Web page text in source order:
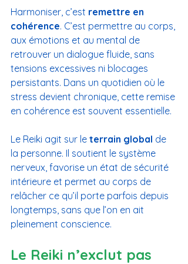
Harmoniser, c’est remettre en
cohérence. C’est permettre au corps,
aux émotions et au mental de
retrouver un dialogue fluide, sans
tensions excessives ni blocages
persistants. Dans un quotidien où le
stress devient chronique, cette remise
en cohérence est souvent essentielle.
Le Reiki agit sur le terrain global de
la personne. Il soutient le système
nerveux, favorise un état de sécurité
intérieure et permet au corps de
relâcher ce qu’il porte parfois depuis
longtemps, sans que l’on en ait
pleinement conscience.
Le Reiki n’exclut pas